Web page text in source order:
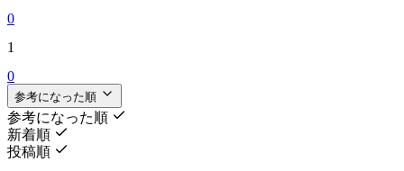
0
1
0
参考になった順
参考になった順
新着順
投稿順